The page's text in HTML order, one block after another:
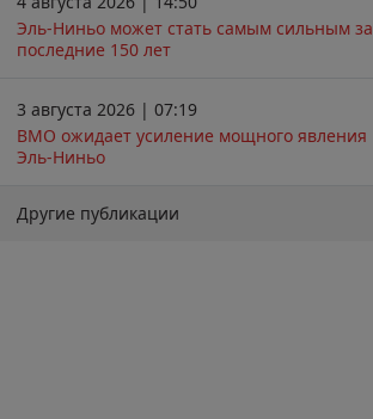
Эль-Ниньо может стать самым сильным за
последние 150 лет
3 августа 2026 | 07:19
ВМО ожидает усиление мощного явления
Эль-Ниньо
Другие публикации